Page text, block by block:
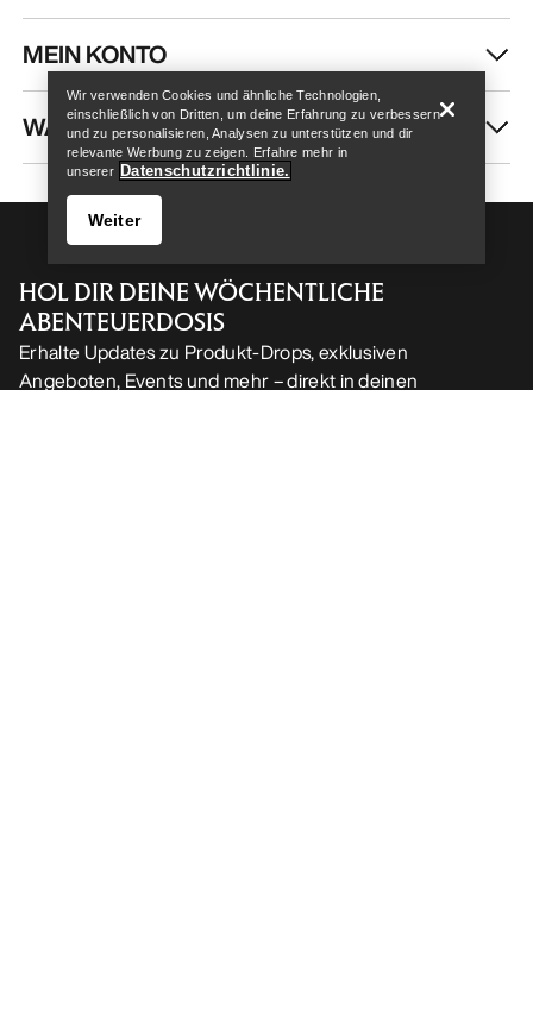
Help
Help
MEIN KONTO
WASCHEN & REPARATUR
HOL DIR DEINE WÖCHENTLICHE
ABENTEUERDOSIS
Erhalte Updates zu Produkt-Drops, exklusiven
Angeboten, Events und mehr – direkt in deinen
Wir verwenden Cookies und ähnliche Technologien,
einschließlich von Dritten, um deine Erfahrung zu verbessern
und zu personalisieren, Analysen zu unterstützen und dir
relevante Werbung zu zeigen. Erfahre mehr in
unserer Datenschutzrichtlinie.
Weiter